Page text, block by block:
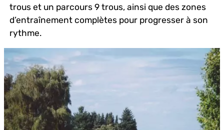
trous et un parcours 9 trous, ainsi que des zones
d’entraînement complètes pour progresser à son
rythme.